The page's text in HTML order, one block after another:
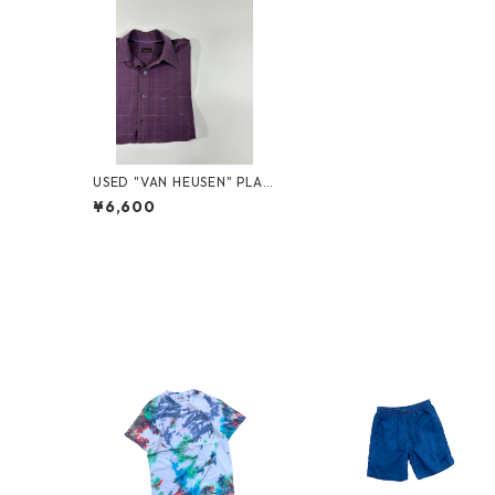
USED "VAN HEUSEN" PLAI
D SHIRT
¥6,600